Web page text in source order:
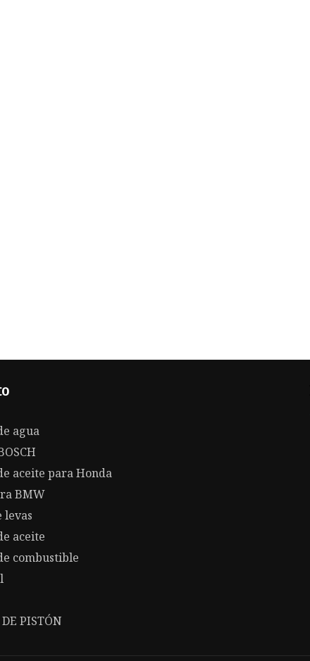
agua
aceite para Honda
BMW
levas
aceite
combustible
PISTÓN